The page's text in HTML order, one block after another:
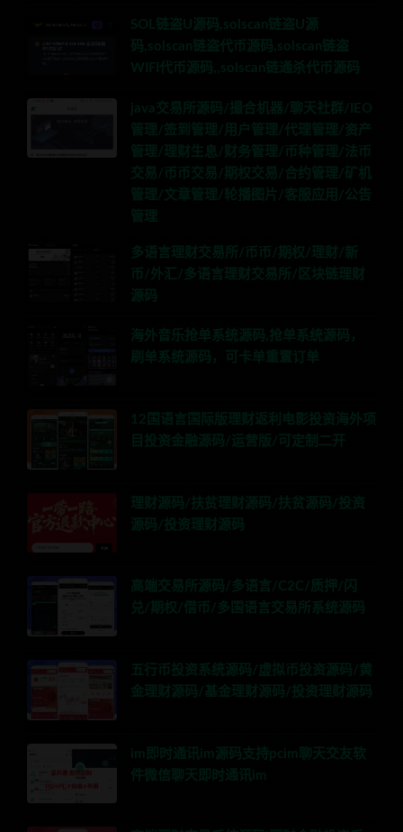
SOL链盗U源码,solscan链盗U源
码,solscan链盗代币源码,solscan链盗
WIFI代币源码,,solscan链通杀代币源码
java交易所源码/撮合机器/聊天社群/IEO
管理/签到管理/用户管理/代理管理/资产
管理/理财生息/财务管理/币种管理/法币
交易/币币交易/期权交易/合约管理/矿机
管理/文章管理/轮播图片/客服应用/公告
管理
多语言理财交易所/币币/期权/理财/新
币/外汇/多语言理财交易所/区块链理财
源码
海外音乐抢单系统源码,抢单系统源码，
刷单系统源码，可卡单重置订单
12国语言国际版理财返利电影投资海外项
目投资金融源码/运营版/可定制二开
理财源码/扶贫理财源码/扶贫源码/投资
源码/投资理财源码
高端交易所源码/多语言/C2C/质押/闪
兑/期权/借币/多国语言交易所系统源码
五行币投资系统源码/虚拟币投资源码/黄
金理财源码/基金理财源码/投资理财源码
im即时通讯im源码支持pcim聊天交友软
件微信聊天即时通讯im